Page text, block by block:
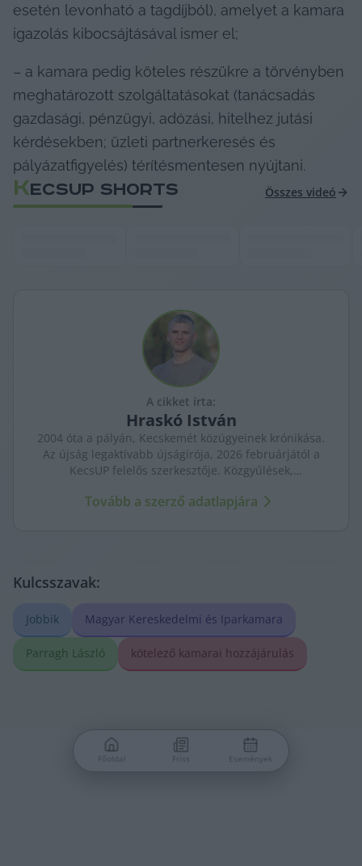
esetén levonható a tagdíjból), amelyet a kamara
igazolás kibocsájtásával ismer el;
– a kamara pedig köteles részükre a törvényben
meghatározott szolgáltatásokat (tanácsadás
gazdasági, pénzügyi, adózási, hitelhez jutási
kérdésekben; üzleti partnerkeresés és
pályázatfigyelés) térítésmentesen nyújtani.
KECSUP SHORTS Összes videó
A cikket írta:
Hraskó István
2004 óta a pályán, Kecskemét közügyeinek krónikása.
Az újság legaktívabb újságírója, 2026 februárjától a
KecsUP felelős szerkesztője. Közgyűlések,
arca és a háttérben élők történetei egyszerre jelennek
Tovább a szerző adatlapjára
Kulcsszavak:
Jobbik Magyar Kereskedelmi és Iparkamara
Parragh László kötelező kamarai hozzájárulás
Főoldal Friss Események